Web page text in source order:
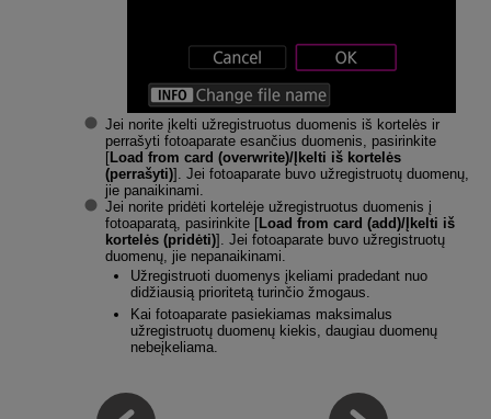
Jei norite įkelti užregistruotus duomenis iš kortelės ir
perrašyti fotoaparate esančius duomenis, pasirinkite
[Load from card (overwrite)/Įkelti iš kortelės
(perrašyti)]. Jei fotoaparate buvo užregistruotų duomenų,
jie panaikinami.
Jei norite pridėti kortelėje užregistruotus duomenis į
fotoaparatą, pasirinkite [Load from card (add)/Įkelti iš
kortelės (pridėti)]. Jei fotoaparate buvo užregistruotų
duomenų, jie nepanaikinami.
Užregistruoti duomenys įkeliami pradedant nuo
didžiausią prioritetą turinčio žmogaus.
Kai fotoaparate pasiekiamas maksimalus
užregistruotų duomenų kiekis, daugiau duomenų
nebeįkeliama.